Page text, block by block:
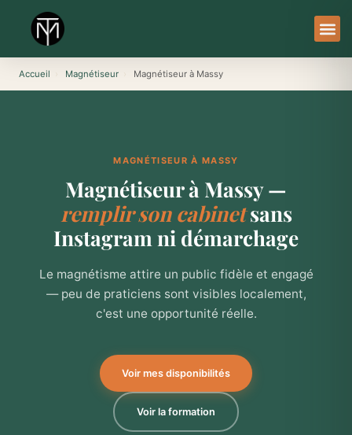
contenu
Accueil Magnétiseur Magnétiseur à Massy
MAGNÉTISEUR À MASSY
Magnétiseur à Massy —
remplir son cabinetsans
Instagram ni démarchage
Le magnétisme attire un public fidèle et engagé
— peu de praticiens sont visibles localement,
c'est une opportunité réelle.
Voir mes disponibilités
Voir la formation